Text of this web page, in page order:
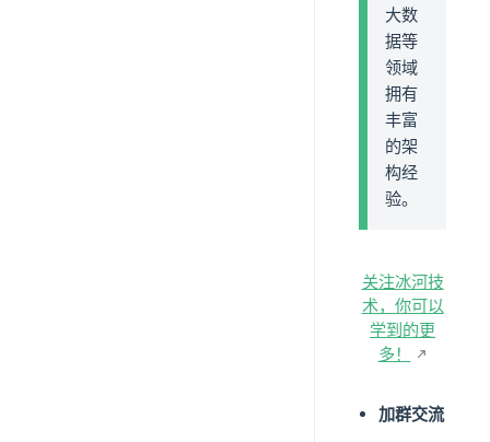
大数
据等
领域
拥有
丰富
的架
构经
验。
关注冰河技
术，你可以
学到的更
多！
加群交流